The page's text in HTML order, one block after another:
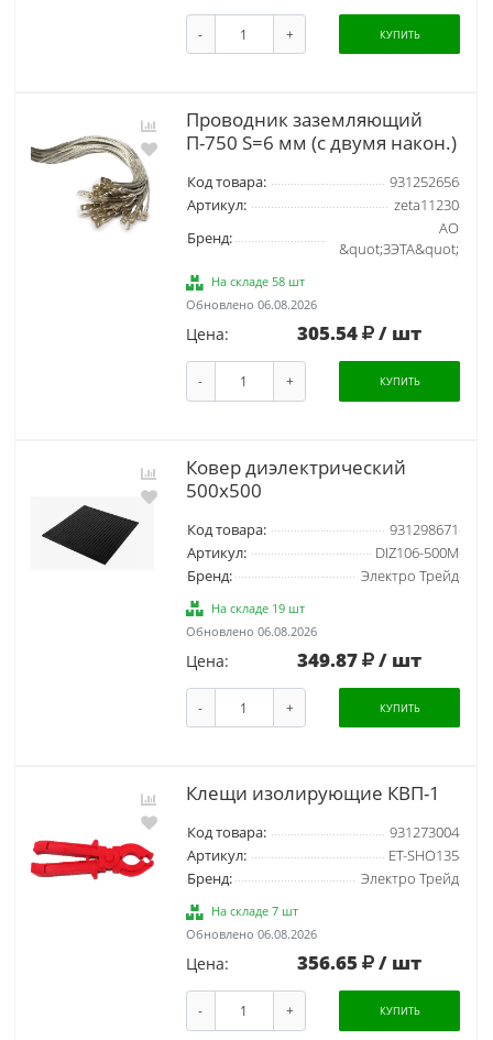
- + КУПИТЬ
Проводник заземляющий
П-750 S=6 мм (с двумя након.)
Код товара:
931252656
Артикул:
zeta11230
Бренд:
АО
&quot;ЗЭТА&quot;
На складе 58 шт
Обновлено 06.08.2026
Цена: 305.54 / шт
- + КУПИТЬ
Ковер диэлектрический
500х500
Код товара:
931298671
Артикул:
DIZ106-500M
Бренд:
Электро Трейд
На складе 19 шт
Обновлено 06.08.2026
Цена: 349.87 / шт
- + КУПИТЬ
Клещи изолирующие КВП-1
Код товара:
931273004
Артикул:
ET-SHO135
Бренд:
Электро Трейд
На складе 7 шт
Обновлено 06.08.2026
Цена: 356.65 / шт
- + КУПИТЬ